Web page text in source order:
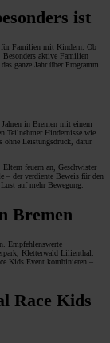
ist
für Familien mit Kindern. Ob
aktive Familien
ganze Jahr über Programm.
in Bremen mit einem
Teilnehmer Hindernisse wie
ohne Leistungsdruck, dafür
feuern an, Geschwister
– der verdiente Beweis für den
auf mehr Bewegung.
Bremen
Empfehlenswerte
Kletterwald Lilienthal.
Kids Event kombinieren –
Race Kids